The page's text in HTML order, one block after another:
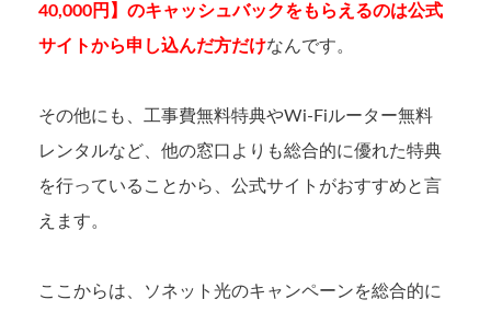
40,000円】のキャッシュバックをもらえるのは公式
サイトから申し込んだ方だけなんです。
その他にも、工事費無料特典やWi-Fiルーター無料
レンタルなど、他の窓口よりも総合的に優れた特典
を行っていることから、公式サイトがおすすめと言
えます。
ここからは、ソネット光のキャンペーンを総合的に